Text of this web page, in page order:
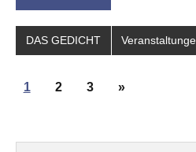
DAS GEDICHT
Seitennummerierung
1 2 3
Nächste
»